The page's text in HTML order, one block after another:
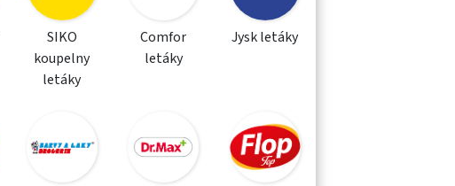
SIKO
koupelny
letáky
Comfor
letáky
Jysk letáky